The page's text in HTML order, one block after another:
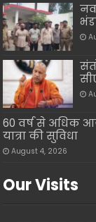
60 वर्ष से अधिक
यात्रा की सुविधा
August 4, 2026
Our Visits